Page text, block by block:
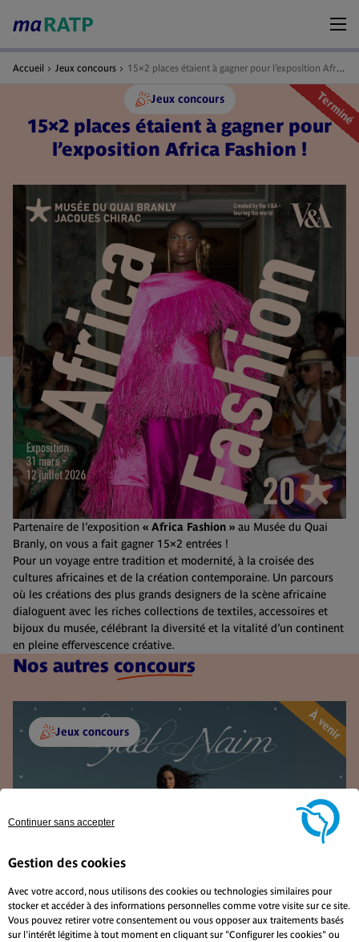
Accueil Jeux concours 15×2 places étaient à gagner pour l’exposition Africa Fashion !
Jeux concours
15×2 places étaient à gagner pour
l’exposition Africa Fashion !
Terminé
Partenaire de l’exposition « Africa Fashion » au Musée du Quai
Branly, on vous a fait gagner 15×2 entrées !
Pour un voyage entre tradition et modernité, à la croisée des
cultures africaines et de la création contemporaine. Un parcours
où les créations des plus grands designers de la scène africaine
dialoguent avec les riches collections de textiles, accessoires et
bijoux du musée, célébrant la diversité et la vitalité d’un continent
en pleine effervescence créative.
Nos autres concours
Jeux concours À venir
Gestion des cookies
Avec votre accord, nous utilisons des cookies ou technologies similaires pour
stocker et accéder à des informations personnelles comme votre visite sur ce site.
Vous pouvez retirer votre consentement ou vous opposer aux traitements basés
sur l'intérêt légitime à tout moment en cliquant sur "Configurer les cookies" ou
Continuer sans accepter